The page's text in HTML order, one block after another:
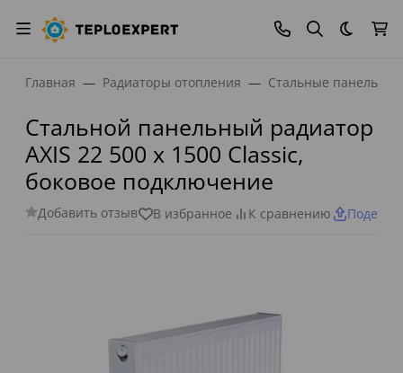
Темная
Главная Радиаторы отопления Стальные
Стальной панельный радиатор
AXIS 22 500 x 1500 Classic,
боковое подключение
Добавить отзыв В избранное К сравнению